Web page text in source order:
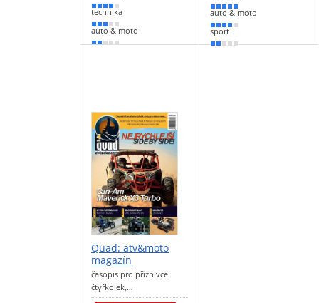
80 %
technika
60 %
auto & moto
30 %
100 %
auto & moto
80 %
sport
40 %
Quad: atv&moto
magazín
časopis pro příznivce
čtyřkolek,…